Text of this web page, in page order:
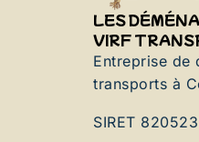
LES
VIRF
Entreprise de
transports à
SIRET